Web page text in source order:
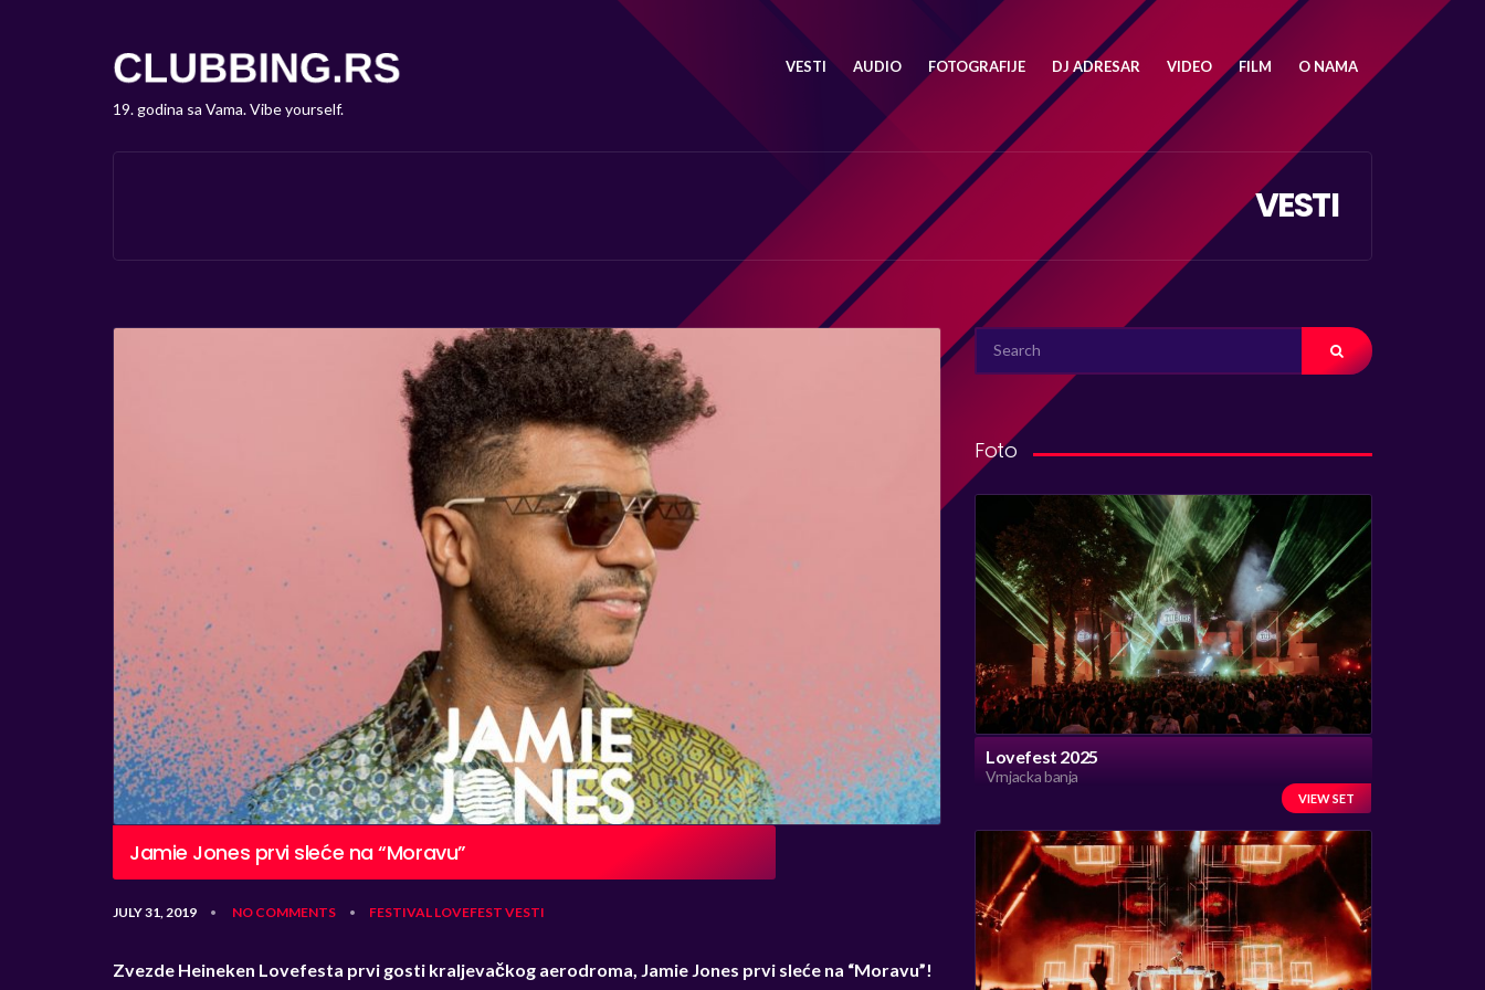
19. godina sa Vama. Vibe yourself.
VESTI AUDIO FOTOGRAFIJE DJ ADRESAR VIDEO FILM O NAMA
VESTI
Jamie Jones prvi sleće na “Moravu”
JULY 31, 2019 • NO COMMENTS • FESTIVAL LOVEFEST VESTI
Zvezde Heineken Lovefesta prvi gosti kraljevačkog aerodroma, Jamie Jones prvi sleće na “Moravu”!
SEARCH
FOR:
Foto
Lovefest 2025
Vrnjacka banja
VIEW SET